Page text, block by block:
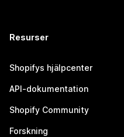
Resurser
Shopifys hjälpcenter
API-dokumentation
Shopify Community
Forskning